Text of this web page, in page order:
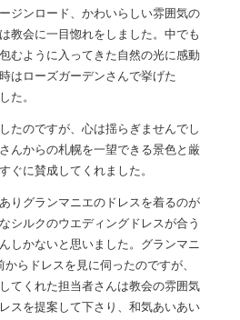
ジンロード、かわいらしい雰囲気の
教会に一目惚れをしました。中でも
むように入ってきた自然の光に感動
はローズガーデンさんで挙げた
た。
たのですが、心は揺らぎませんでし
んからの札幌を一望できる景色と厳
ぐに賛成してくれました。
りグランマニエのドレスを着るのが
シルクのウエディングドレスが合う
しかないと思いました。グランマニ
らドレスを見に伺ったのですが、
てくれた担当者さんは教会の雰囲気
スを提案して下さり、和気あいあい